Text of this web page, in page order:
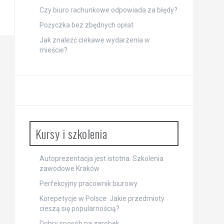
Czy biuro rachunkowe odpowiada za błędy?
Pożyczka bez zbędnych opłat
Jak znaleźć ciekawe wydarzenia w
mieście?
Kursy i szkolenia
Autoprezentacja jest istotna. Szkolenia
zawodowe Kraków
Perfekcyjny pracownik biurowy
Korepetycje w Polsce: Jakie przedmioty
cieszą się popularnością?